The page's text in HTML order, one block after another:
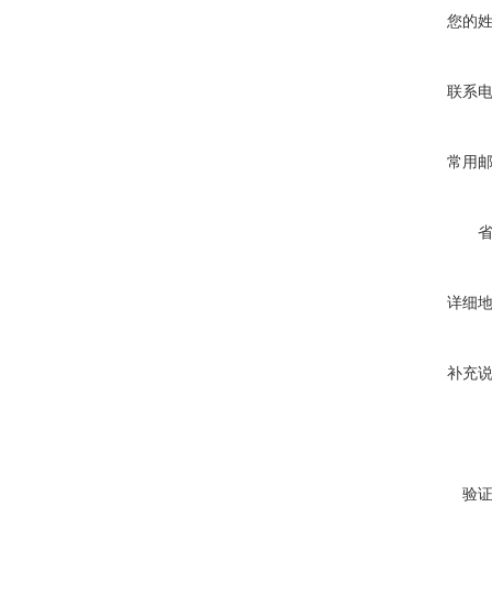
您的
联系
常用
详细
补充
验